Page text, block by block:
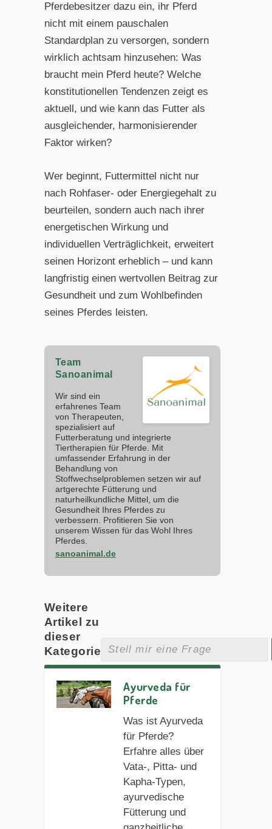
Pferdebesitzer dazu ein, ihr Pferd
nicht mit einem pauschalen
Standardplan zu versorgen, sondern
wirklich achtsam hinzusehen: Was
braucht mein Pferd heute? Welche
konstitutionellen Tendenzen zeigt es
aktuell, und wie kann das Futter als
ausgleichender, harmonisierender
Faktor wirken?
Wer beginnt, Futtermittel nicht nur
nach Rohfaser- oder Energiegehalt zu
beurteilen, sondern auch nach ihrer
energetischen Wirkung und
individuellen Verträglichkeit, erweitert
seinen Horizont erheblich – und kann
langfristig einen wertvollen Beitrag zur
Gesundheit und zum Wohlbefinden
seines Pferdes leisten.
Team
Sanoanimal
Wir sind ein
erfahrenes Team
von Therapeuten,
spezialisiert auf
Futterberatung und integrierte
Tiertherapien für Pferde. Mit
umfassender Erfahrung in der
Behandlung von
Stoffwechselproblemen setzen wir auf
artgerechte Fütterung und
naturheilkundliche Mittel, um die
Gesundheit Ihres Pferdes zu
verbessern. Profitieren Sie von
unserem Wissen für das Wohl Ihres
Pferdes.
sanoanimal.de
Weitere
Artikel zu
dieser
Kategorie
Ayurveda für
Pferde
Was ist Ayurveda
für Pferde?
Erfahre alles über
Vata-, Pitta- und
Kapha-Typen,
ayurvedische
Fütterung und